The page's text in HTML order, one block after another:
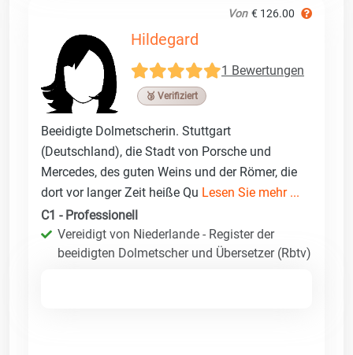
Von € 126.00
Hildegard
1 Bewertungen
🥉 Verifiziert
Beeidigte Dolmetscherin. Stuttgart
(Deutschland), die Stadt von Porsche und
Mercedes, des guten Weins und der Römer, die
dort vor langer Zeit heiße Qu Lesen Sie mehr ...
C1 - Professionell
Vereidigt von Niederlande - Register der
beeidigten Dolmetscher und Übersetzer (Rbtv)